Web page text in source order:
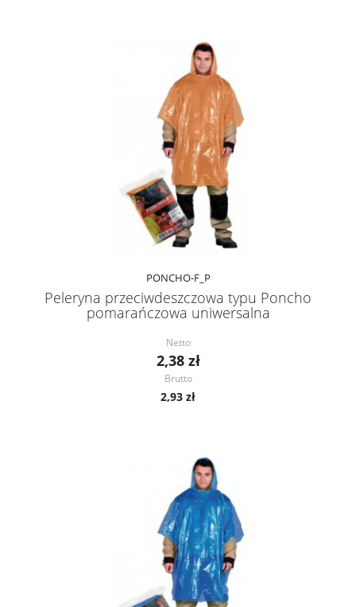
PONCHO-F_P
Peleryna przeciwdeszczowa typu Poncho
pomarańczowa uniwersalna
Netto
2,38 zł
Brutto
2,93 zł